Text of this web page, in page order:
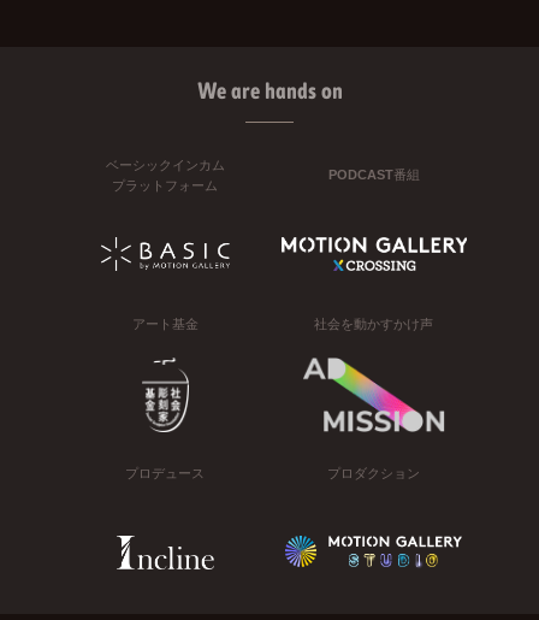
We are hands on
ベーシックインカム
プラットフォーム
PODCAST番組
アート基金 社会を動かすかけ声
プロデュース プロダクション